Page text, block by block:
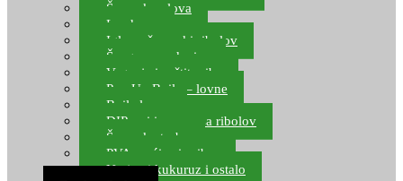
Šaranska olova
Leadcore
Igle za šaranski ribolov
Špage, upredenice
Vaganje i zaštita ribe
Pop Up Boile – lovne
Boile lovne
DIP-ovi i arome za ribolov
Šaranske torbe
PVA vrećice i pribor
Umjetni kukuruz i ostalo